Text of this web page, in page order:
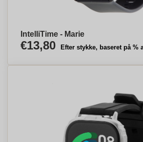
IntelliTime - Marie
€13,80 Efter stykke, baseret på %